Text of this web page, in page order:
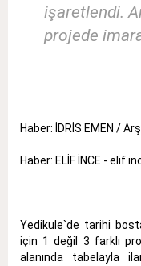
işaretlendi.
projede
Haber: İDRİS EMEN /
Haber: ELİF İNCE -
Yedikule`de tarihi
için 1 değil 3 farklı
alanında tabelayla